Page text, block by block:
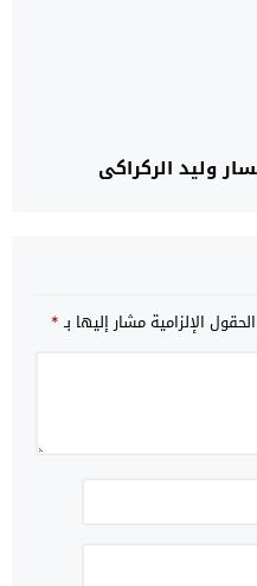
وليد الركراكي
الحقول الإلزامية مشار إليها بـ*